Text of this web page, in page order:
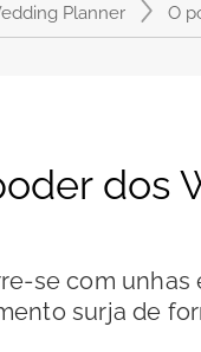
Planner O
dos
se com unhas
surja de